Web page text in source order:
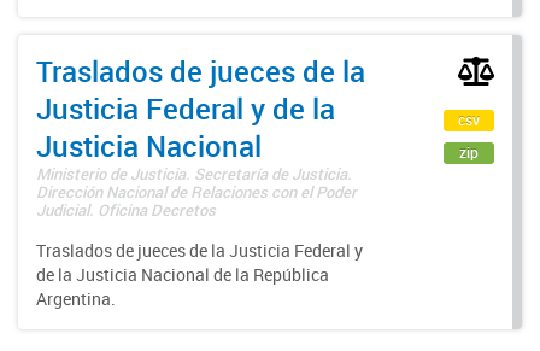
Traslados de jueces de la
Justicia Federal y de la
Justicia Nacional
Ministerio de Justicia. Secretaría de Justicia.
Dirección Nacional de Relaciones con el Poder
Judicial. Oficina Decretos
Traslados de jueces de la Justicia Federal y
de la Justicia Nacional de la República
Argentina.
csv
zip